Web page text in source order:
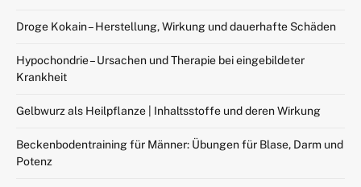
Droge Kokain – Herstellung, Wirkung und dauerhafte Schäden
Hypochondrie – Ursachen und Therapie bei eingebildeter
Krankheit
Gelbwurz als Heilpflanze | Inhaltsstoffe und deren Wirkung
Beckenbodentraining für Männer: Übungen für Blase, Darm und
Potenz